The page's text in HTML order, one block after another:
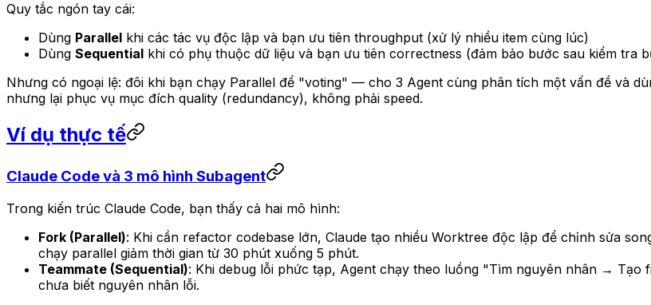
Quy tắc ngón tay cái:
Dùng Parallel khi các tác vụ độc lập và bạn ưu tiên throughput (xử lý nhiều item cùng lúc)
Dùng Sequential khi có phụ thuộc dữ liệu và bạn ưu tiên correctness (đảm bảo bước sau kiểm tra
Nhưng có ngoại lệ: đôi khi bạn chạy Parallel để "voting" — cho 3 Agent cùng phân tích một vấn đề và
nhưng lại phục vụ mục đích quality (redundancy), không phải speed.
Ví dụ thực tế
Claude Code và 3 mô hình Subagent
Trong kiến trúc Claude Code, bạn thấy cả hai mô hình:
Fork (Parallel): Khi cần refactor codebase lớn, Claude tạo nhiều Worktree độc lập để chỉnh sửa
chạy parallel giảm thời gian từ 30 phút xuống 5 phút.
Teammate (Sequential): Khi debug lỗi phức tạp, Agent chạy theo luồng "Tìm nguyên nhân →
chưa biết nguyên nhân lỗi.